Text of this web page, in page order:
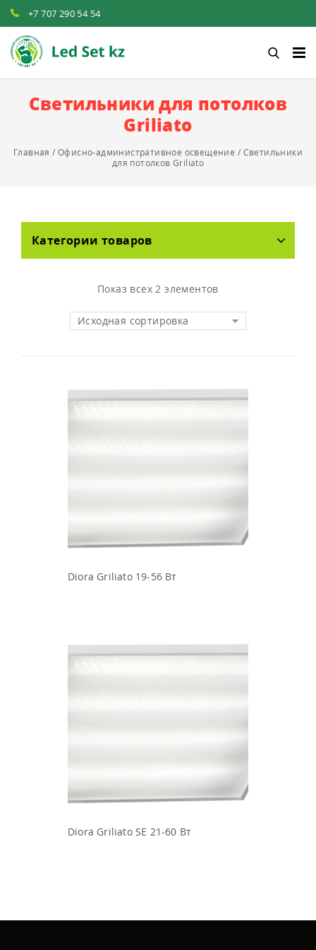
+7 707 290 54 54‬
Светильники для потолков
Griliato
Главная /Офисно-административное освещение / Светильники
для потолков Griliato
Категории товаров
Показ всех 2 элементов
Исходная сортировка
Diora Griliato 19-56 Вт
Diora Griliato SE 21-60 Вт